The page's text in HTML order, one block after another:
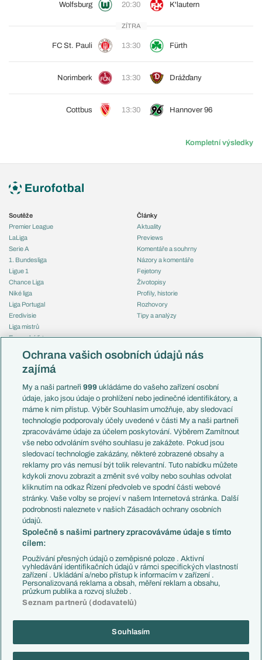
Wolfsburg 20:30 K'lautern
ZÍTRA
FC St. Pauli 13:30 Fürth
Norimberk 13:30 Drážďany
Cottbus 13:30 Hannover 96
Kompletní výsledky
Soutěže
Premier League
LaLiga
Serie A
1. Bundesliga
Ligue 1
Chance Liga
Niké liga
Liga Portugal
Eredivisie
Liga mistrů
Evropská liga
Mistrovství světa
Liga národů
Témata
Představení týmů MS
EuroSkauting
PL v kostce
Evropské koeficienty
Přestupy
Přestupové spekulace
Zranění
Kluby
Arsenal FC
Chelsea FC
Manchester United
AC Milán
Juventus FC
Bayern Mnichov
FC Barcelona
Real Madrid
Články
Aktuality
Previews
Komentáře a souhrny
Názory a komentáře
Fejetony
Životopisy
Profily, historie
Rozhovory
Tipy a analýzy
Česko
Francie
Itálie
Německo
Španělsko
Argentina
Brazílie
Přestupy
Zápasy
Livescore
Tipovací soutěž
Copyright © 2001-2026 EuroFotbal.cz. Využíváme zpravodajství ČTK.
Ochrana vašich osobních údajů nás
zajímá
My a naši partneři999 ukládáme do vašeho zařízení osobní
údaje, jako jsou údaje o prohlížení nebo jedinečné identifikátory, a
máme k nim přístup. Výběr Souhlasím umožňuje, aby sledovací
technologie podporovaly účely uvedené v části My a naši partneři
zpracováváme údaje za účelem poskytování. Výběrem Zamítnout
vše nebo odvoláním svého souhlasu je zakážete. Pokud jsou
sledovací technologie zakázány, některé zobrazené obsahy a
reklamy pro vás nemusí být tolik relevantní. Tuto nabídku můžete
kdykoli znovu zobrazit a změnit své volby nebo souhlas odvolat
kliknutím na odkaz Řízení předvoleb ve spodní části webové
stránky. Vaše volby se projeví v našem Internetová stránka. Další
podrobnosti naleznete v našich Zásadách ochrany osobních
údajů.
Společně s našimi partnery zpracováváme údaje s tímto
cílem:
Používání přesných údajů o zeměpisné poloze . Aktivní
vyhledávání identifikačních údajů v rámci specifických vlastností
zařízení . Ukládání a/nebo přístup k informacím v zařízení .
Personalizovaná reklama a obsah, měření reklam a obsahu,
průzkum publika a rozvoj služeb .
Seznam partnerů (dodavatelů)
Souhlasím